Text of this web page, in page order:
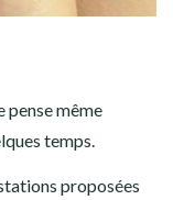
pense même
temps.
proposées